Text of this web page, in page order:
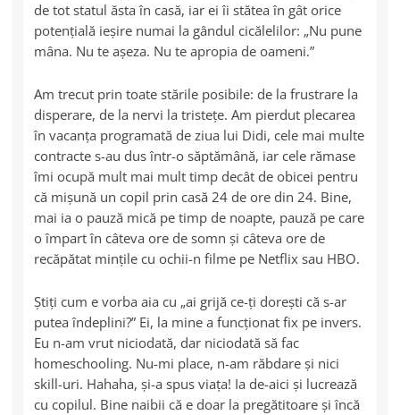
de tot statul ăsta în casă, iar ei îi stătea în gât orice
potenţială ieşire numai la gândul cicălelilor: „Nu pune
mâna. Nu te aşeza. Nu te apropia de oameni.”
Am trecut prin toate stările posibile: de la frustrare la
disperare, de la nervi la tristeţe. Am pierdut plecarea
în vacanţa programată de ziua lui Didi, cele mai multe
contracte s-au dus într-o săptămână, iar cele rămase
îmi ocupă mult mai mult timp decât de obicei pentru
că mişună un copil prin casă 24 de ore din 24. Bine,
mai ia o pauză mică pe timp de noapte, pauză pe care
o împart în câteva ore de somn şi câteva ore de
recăpătat minţile cu ochii-n filme pe Netflix sau HBO.
Ştiţi cum e vorba aia cu „ai grijă ce-ţi doreşti că s-ar
putea îndeplini?” Ei, la mine a funcţionat fix pe invers.
Eu n-am vrut niciodată, dar niciodată să fac
homeschooling. Nu-mi place, n-am răbdare şi nici
skill-uri. Hahaha, şi-a spus viaţa! Ia de-aici şi lucrează
cu copilul. Bine naibii că e doar la pregătitoare şi încă